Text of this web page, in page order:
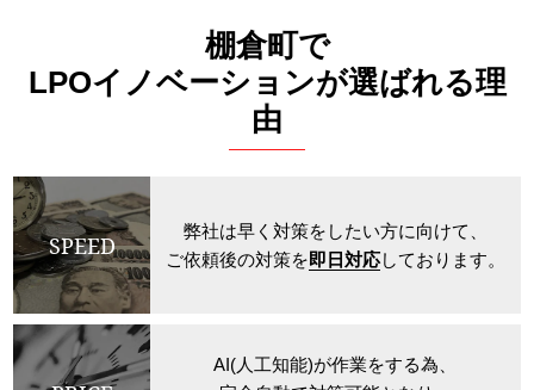
棚倉町で
LPOイノベーションが選ばれる理
由
SPEED
弊社は早く対策をしたい方に向けて、
ご依頼後の対策を即日対応しております。
AI(人工知能)が作業をする為、